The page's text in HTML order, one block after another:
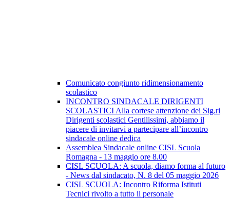
Comunicato congiunto ridimensionamento
scolastico
INCONTRO SINDACALE DIRIGENTI
SCOLASTICI Alla cortese attenzione dei Sig.ri
Dirigenti scolastici Gentilissimi, abbiamo il
piacere di invitarvi a partecipare all’incontro
sindacale online dedica
Assemblea Sindacale online CISL Scuola
Romagna - 13 maggio ore 8.00
CISL SCUOLA: A scuola, diamo forma al futuro
- News dal sindacato, N. 8 del 05 maggio 2026
CISL SCUOLA: Incontro Riforma Istituti
Tecnici rivolto a tutto il personale